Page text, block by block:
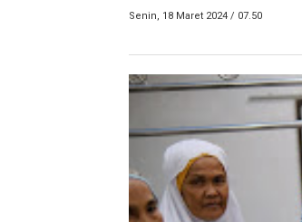
Senin, 18 Maret 2024 / 07.50